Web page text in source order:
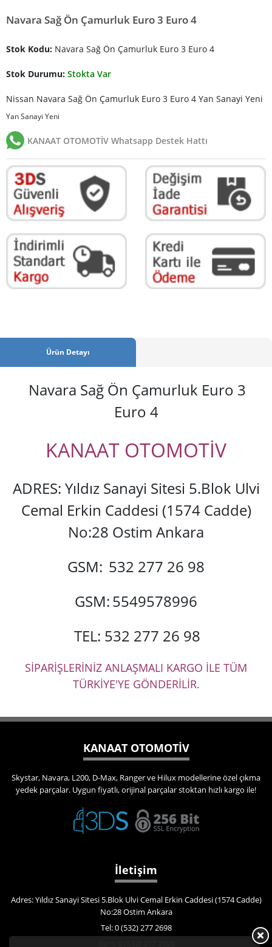
Navara Sağ Ön Çamurluk Euro 3 Euro 4
Stok Kodu: Navara Sağ Ön Çamurluk Euro 3 Euro 4
Stok Durumu: Stokta Var
Nissan Navara Sağ Ön Çamurluk Euro 3 Euro 4 Yan Sanayi Yeni
Yan Sanayi Yeni
KANAAT OTOMOTİV Whatsapp Destek Hattı
Ürün Detayı
Navara Sağ Ön Çamurluk Euro 3
Euro 4
KANAAT OTOMOTİV
ADRES: Yıldız Sanayi Sitesi 5.Blok Ulvi
Cemal Erkin Caddesi (1574 Cadde)
No:28 Ostim Ankara
GSM: 532 277 26 98
GSM:5549578996
TEL: 532 277 26 98
SİPARİŞLERİNİZ ANLAŞMALI KARGO İLE TÜM
TÜRKİYE'YE GÖNDERİLİR.
KANAAT OTOMOTİV
Skystar, Navara, L200, D-Max, Ranger ve Hilux modellerine özel çıkma
yedek parçalar. Uygun fiyatlı, orijinal parçalar stoktan hızlı kargo ile!
İletişim
Adres: Yıldız Sanayi Sitesi 5.Blok Ulvi Cemal Erkin Caddesi (1574 Cadde)
No:28 Ostim Ankara
Tel: 0 (532) 277 2698